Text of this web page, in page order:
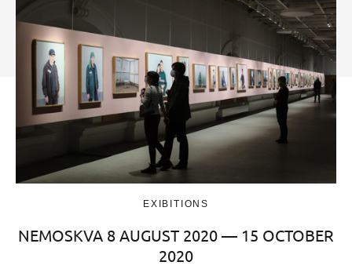
EXIBITIONS
NEMOSKVA 8 AUGUST 2020 — 15 OCTOBER
2020